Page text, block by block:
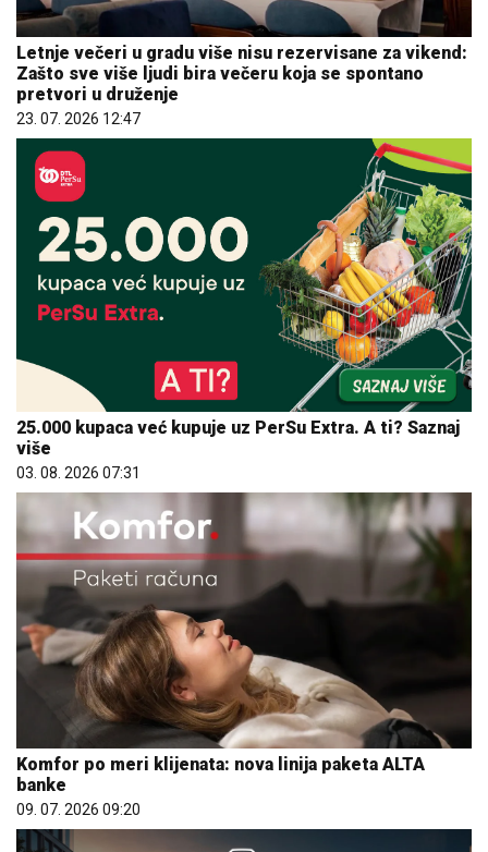
Letnje večeri u gradu više nisu rezervisane za vikend:
Zašto sve više ljudi bira večeru koja se spontano
pretvori u druženje
23. 07. 2026 12:47
25.000 kupaca već kupuje uz PerSu Extra. A ti? Saznaj
više
03. 08. 2026 07:31
Komfor po meri klijenata: nova linija paketa ALTA
banke
09. 07. 2026 09:20